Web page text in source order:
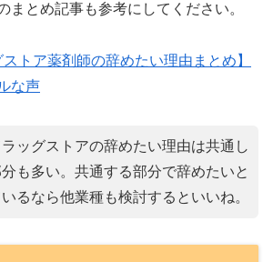
まとめ記事も参考にしてください。
ストア薬剤師の辞めたい理由まとめ】
な声
ッグストアの辞めたい理由は共通し
も多い。共通する部分で辞めたいと
るなら他業種も検討するといいね。